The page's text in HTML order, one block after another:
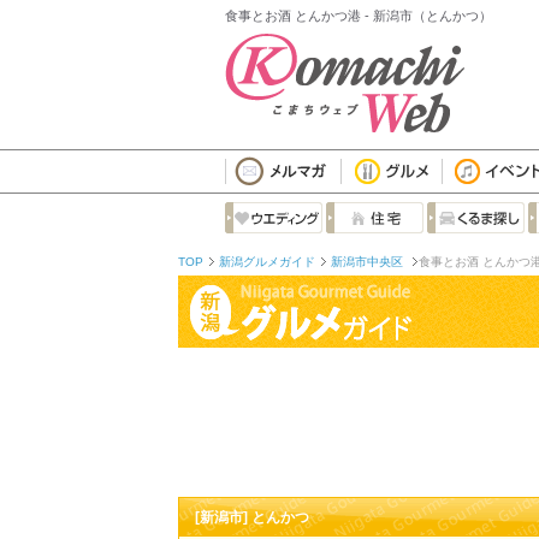
食事とお酒 とんかつ港 - 新潟市（とんかつ）
TOP 新潟グルメガイド 新潟市中央区 食事とお酒 とんかつ
[新潟市] とんかつ